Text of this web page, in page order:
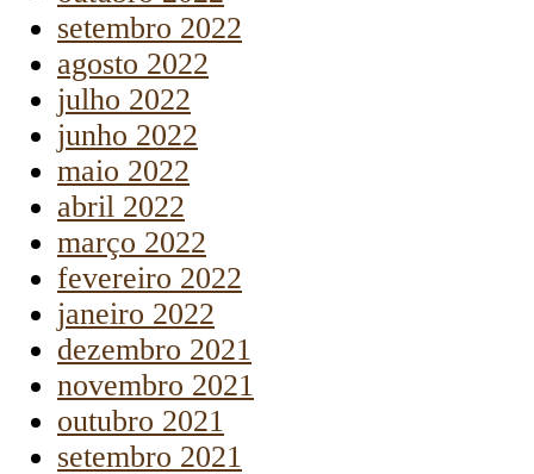
setembro 2022
agosto 2022
julho 2022
junho 2022
maio 2022
abril 2022
março 2022
fevereiro 2022
janeiro 2022
dezembro 2021
novembro 2021
outubro 2021
setembro 2021